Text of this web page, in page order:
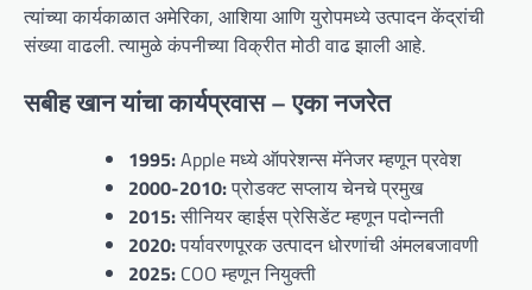
त्यांच्या कार्यकाळात अमेरिका, आशिया आणि युरोपमध्ये उत्पादन केंद्रांची
संख्या वाढली. त्यामुळे कंपनीच्या विक्रीत मोठी वाढ झाली आहे.
सबीह खान यांचा कार्यप्रवास – एका नजरेत
1995:Apple मध्ये ऑपरेशन्स मॅनेजर म्हणून प्रवेश
2000-2010:प्रोडक्ट सप्लाय चेनचे प्रमुख
2015:सीनियर व्हाईस प्रेसिडेंट म्हणून पदोन्नती
2020:पर्यावरणपूरक उत्पादन धोरणांची अंमलबजावणी
2025: COO म्हणून नियुक्ती